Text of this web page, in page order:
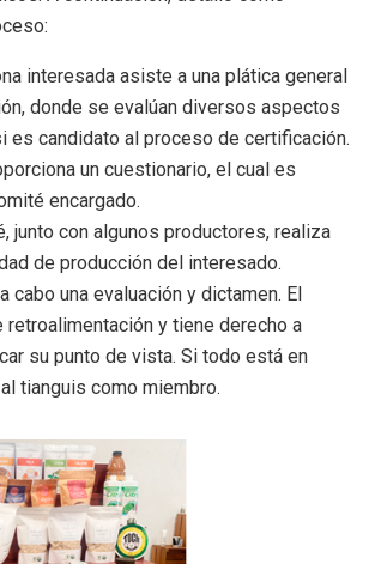
interesada asiste a una plática general
donde se evalúan diversos aspectos
es candidato al proceso de certificación.
un cuestionario, el cual es
encargado.
junto con algunos productores, realiza
de producción del interesado.
cabo una evaluación y dictamen. El
retroalimentación y tiene derecho a
su punto de vista. Si todo está en
tianguis como miembro.